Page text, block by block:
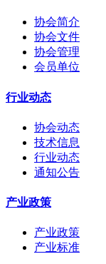
协会简介
协会文件
协会管理
会员单位
行业动态
协会动态
技术信息
行业动态
通知公告
产业政策
产业政策
产业标准